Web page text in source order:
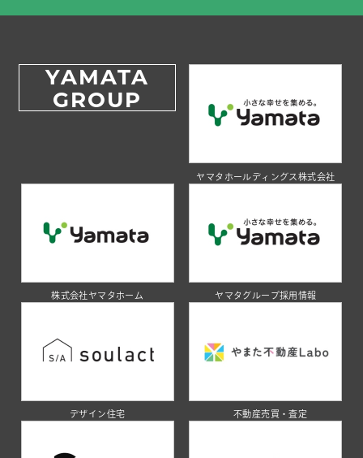
YAMATA
GROUP
ヤマタホールディングス株式会社
株式会社ヤマタホーム ヤマタグループ採用情報
デザイン住宅 不動産売買・査定